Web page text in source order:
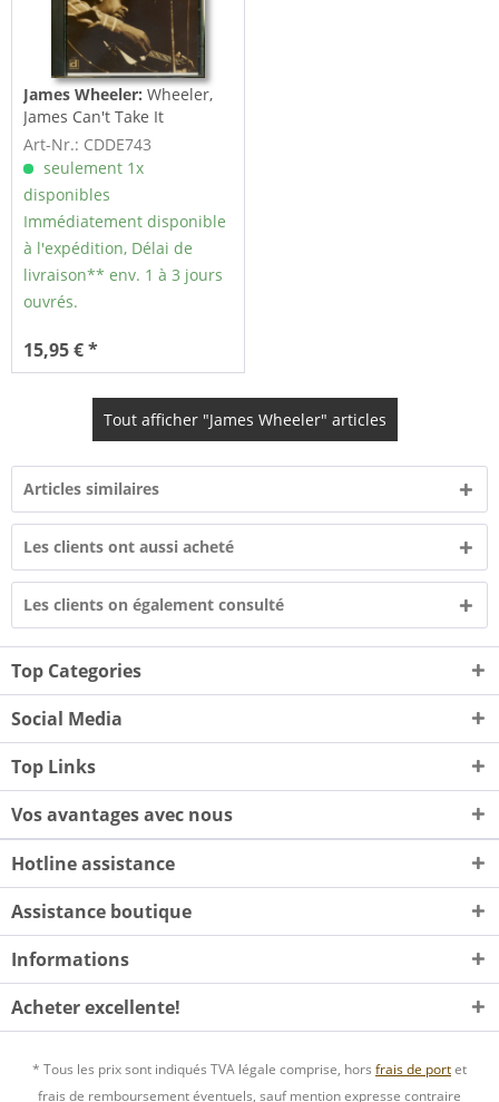
James Wheeler:Wheeler,
James Can't Take It
Art-Nr.: CDDE743
seulement 1x
disponibles
Immédiatement disponible
à l'expédition, Délai de
livraison** env. 1 à 3 jours
ouvrés.
15,95 € *
Tout afficher "James Wheeler" articles
Articles similaires
Les clients ont aussi acheté
Les clients on également consulté
Top Categories
Social Media
Top Links
Vos avantages avec nous
Hotline assistance
Assistance boutique
Informations
Acheter excellente!
* Tous les prix sont indiqués TVA légale comprise, hors frais de portet
frais de remboursement éventuels, sauf mention expresse contraire